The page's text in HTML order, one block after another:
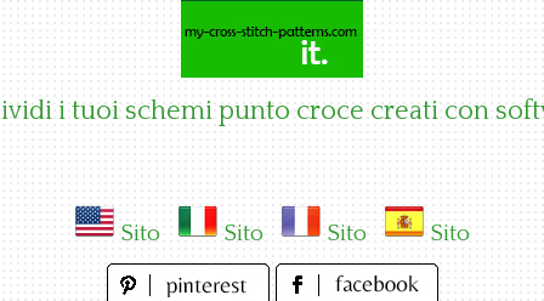
i tuoi schemi punto croce creati con
Sito Sito Sito Sito